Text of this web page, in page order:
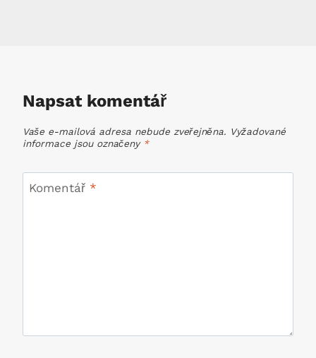
Napsat komentář
Vaše e-mailová adresa nebude zveřejněna. Vyžadované
informace jsou označeny *
Komentář *